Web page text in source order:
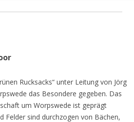
Rucksacks“ unter Leitung von Jörg
das Besondere gegeben. Das
um Worpswede ist geprägt
Felder sind durchzogen von Bächen,